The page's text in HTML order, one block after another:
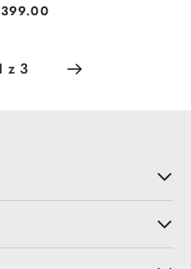
Cena:
399.00